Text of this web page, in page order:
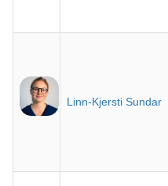
Linn-Kjersti Sundar